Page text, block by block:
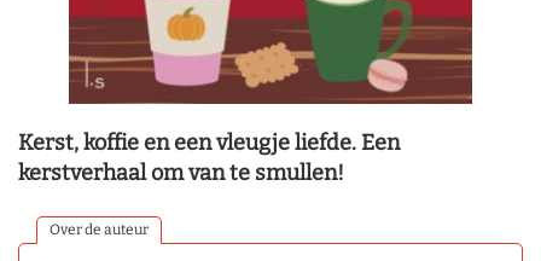
Kerst, koffie en een vleugje liefde. Een
kerstverhaal om van te smullen!
Over de auteur